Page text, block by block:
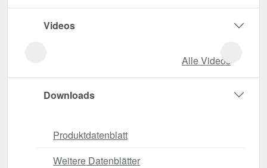
Videos
Alle Videos
Downloads
Produktdatenblatt
Weitere Datenblätter